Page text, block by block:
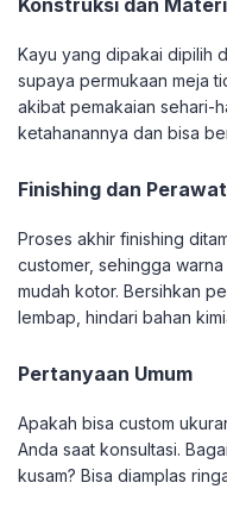
Konstruksi dan
Kayu yang dipakai dipilih
supaya permukaan meja
akibat pemakaian sehari-
ketahanannya dan bisa
Finishing dan
Proses akhir finishing
customer, sehingga
mudah kotor. Bersihkan
lembap, hindari bahan
Pertanyaan Umum
Apakah bisa custom
Anda saat konsultasi.
kusam? Bisa diamplas